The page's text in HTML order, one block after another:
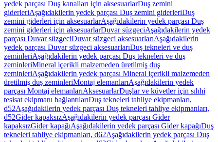
yedek parçası Duş kanalları için aksesuarlarDuş zemini
giderleriAşağıdakilerin yedek parçası Duş zemini giderleriDuş
zemini giderleri için aksesuarlarAşağıdakilerin yedek parçası Duş
zemini giderleri için aksesuarlarDuvar süzgeciAşağıdakilerin yedek
parçası Duvar süzgeciDuvar süzgeci aksesuarlarıAşağıdakilerin
yedek parçası Duvar süzgeci aksesuarlarıDuş tekneleri ve duş
zeminleriAşağıdakilerin yedek parçası Duş tekneleri ve duş
zeminleriMineral içerikli malzemeden üretilmiş duş
zeminleriAşağıdakilerin yedek parçası Mineral içerikli malzemeden
üretilmiş duş zeminleriMontaj elemanlarıAşağıdakilerin yedek
parçası Montaj elemanlarıAksesuarlarDuşlar ve küvetler için sıhhi
tesisat ekipmanı bağlantılarıDuş tekneleri tahliye ekipmanları,
d52Aşağıdakilerin yedek parçası Duş tekneleri tahliye ekipmanları,
d52Gider kapaksızAşağıdakilerin yedek parçası Gider
kapaksızGider kapağıAşağıdakilerin yedek parçası Gider kapağıDuş
tekneleri tahliye ekipmanları, d62Aşağıdakilerin yedek parçası Duş